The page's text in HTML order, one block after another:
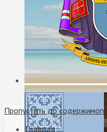
Пропустить до содержимого
Главная